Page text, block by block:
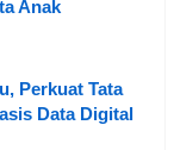
Anak
Perkuat Tata
Data Digital